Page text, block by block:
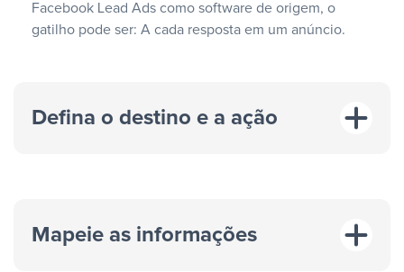
Facebook Lead Ads como software de origem, o
gatilho pode ser: A cada resposta em um anúncio.
Defina o destino e a ação
Mapeie as informações